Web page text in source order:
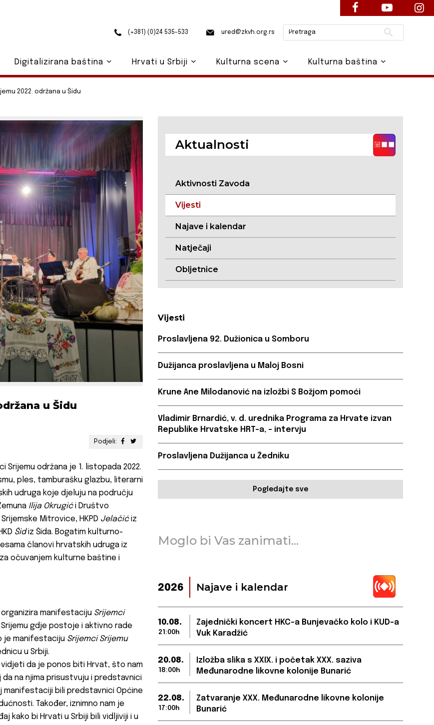
2022. održana u Šidu
u Šidu
Podjeli:
održana je 1. listopada 2022.
ples, tamburašku glazbu, literarni
udruga koje djeluju na području
Ilija Okrugići Društvo
Mitrovice, HKPD Jelačićiz
Šidiz Šida. Bogatim kulturno-
članovi hrvatskih udruga iz
očuvanjem kulturne baštine i
manifestaciju Srijemci
gdje postoje i aktivno rade
je manifestaciju Srijemci Srijemu
u Srbiji.
vidjeti da je ponos biti Hrvat, što nam
da na njima prisustvuju i predstavnici
manifestaciji bili predstavnici Općine
Također, iznimno nam je
kako bi Hrvati u Srbiji bili vidljiviji i u
Aktualnosti
Aktivnosti Zavoda
Vijesti
Najave i kalendar
Natječaji
Obljetnice
Vijesti
Proslavljena 92. Dužionica u Somboru
Dužijanca proslavljena u Maloj Bosni
Krune Ane Milodanović na izložbi S Božjom pomoći
Vladimir Brnardić, v. d. urednika Programa za Hrvate izvan
Republike Hrvatske HRT-a, – intervju
Proslavljena Dužijanca u Žedniku
Pogledajte sve
Moglo bi Vas zanimati...
2026 Najave i kalendar
10.08.
21:00h
Zajednički koncert HKC-a Bunjevačko kolo i KUD-a
Vuk Karadžić
20.08.
18:00h
Izložba slika s XXIX. i početak XXX. saziva
Međunarodne likovne kolonije Bunarić
22.08.
17:00h
Zatvaranje XXX. Međunarodne likovne kolonije
Bunarić
(+381) (0)24 535-533 ured@zkvh.org.rs Pretraži
Digitalizirana baština Hrvati u Srbiji Kulturna scena Kulturna baština